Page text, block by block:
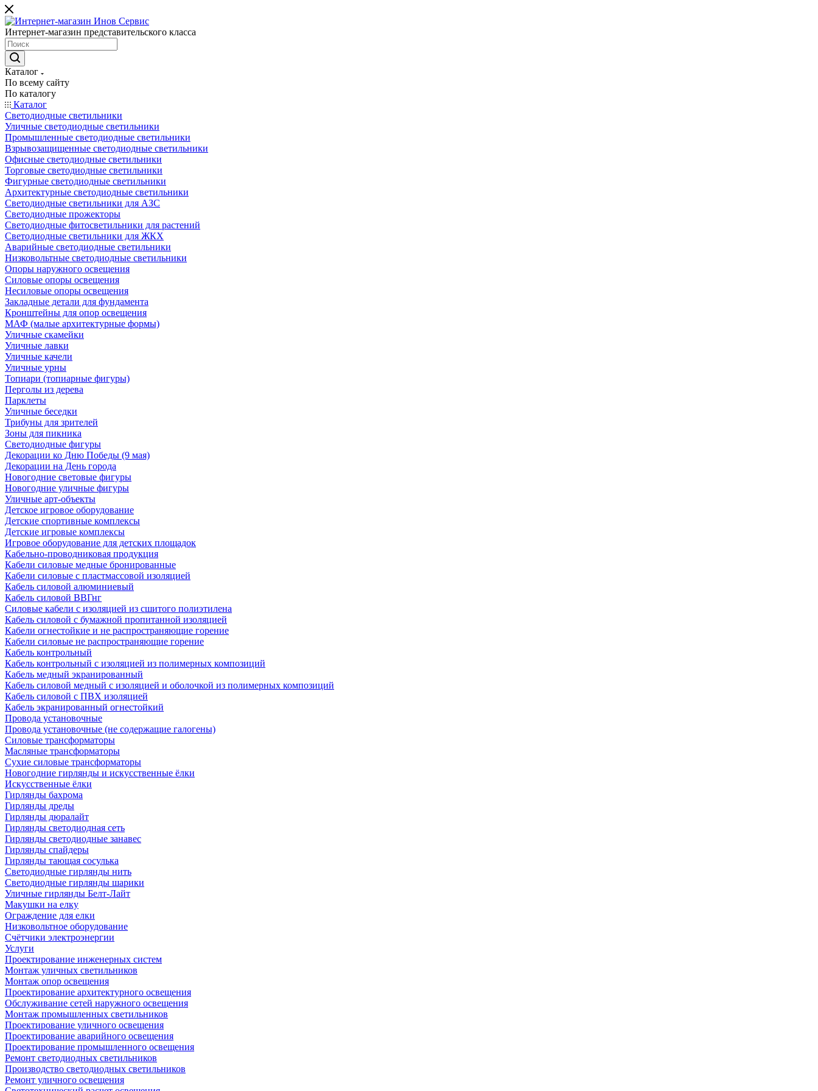
Интернет-магазин представительского класса
Каталог
По всему сайту
По каталогу
Каталог
Светодиодные светильники
Уличные светодиодные светильники
Промышленные светодиодные светильники
Взрывозащищенные светодиодные светильники
Офисные светодиодные светильники
Торговые светодиодные светильники
Фигурные светодиодные светильники
Архитектурные светодиодные светильники
Светодиодные светильники для АЗС
Светодиодные прожекторы
Светодиодные фитосветильники для растений
Светодиодные светильники для ЖКХ
Аварийные светодиодные светильники
Низковольтные светодиодные светильники
Опоры наружного освещения
Силовые опоры освещения
Несиловые опоры освещения
Закладные детали для фундамента
Кронштейны для опор освещения
МАФ (малые архитектурные формы)
Уличные скамейки
Уличные лавки
Уличные качели
Уличные урны
Топиари (топиарные фигуры)
Перголы из дерева
Парклеты
Уличные беседки
Трибуны для зрителей
Зоны для пикника
Светодиодные фигуры
Декорации ко Дню Победы (9 мая)
Декорации на День города
Новогодние световые фигуры
Новогодние уличные фигуры
Уличные арт-объекты
Детское игровое оборудование
Детские спортивные комплексы
Детские игровые комплексы
Игровое оборудование для детских площадок
Кабельно-проводниковая продукция
Кабели силовые медные бронированные
Кабели силовые с пластмассовой изоляцией
Кабель силовой алюминиевый
Кабель силовой ВВГнг
Силовые кабели с изоляцией из сшитого полиэтилена
Кабель силовой с бумажной пропитанной изоляцией
Кабели огнестойкие и не распространяющие горение
Кабели силовые не распространяющие горение
Кабель контрольный
Кабель контрольный с изоляцией из полимерных композиций
Кабель медный экранированный
Кабель силовой медный с изоляцией и оболочкой из полимерных композиций
Кабель силовой с ПВХ изоляцией
Кабель экранированный огнестойкий
Провода установочные
Провода установочные (не содержащие галогены)
Силовые трансформаторы
Масляные трансформаторы
Сухие силовые трансформаторы
Новогодние гирлянды и искусственные ёлки
Искусственные ёлки
Гирлянды бахрома
Гирлянды дреды
Гирлянды дюралайт
Гирлянды светодиодная сеть
Гирлянды светодиодные занавес
Гирлянды спайдеры
Гирлянды тающая сосулька
Светодиодные гирлянды нить
Светодиодные гирлянды шарики
Уличные гирлянды Белт-Лайт
Макушки на елку
Ограждение для елки
Низковольтное оборудование
Счётчики электроэнергии
Услуги
Проектирование инженерных систем
Монтаж уличных светильников
Монтаж опор освещения
Проектирование архитектурного освещения
Обслуживание сетей наружного освещения
Монтаж промышленных светильников
Проектирование уличного освещения
Проектирование аварийного освещения
Проектирование промышленного освещения
Ремонт светодиодных светильников
Производство светодиодных светильников
Ремонт уличного освещения